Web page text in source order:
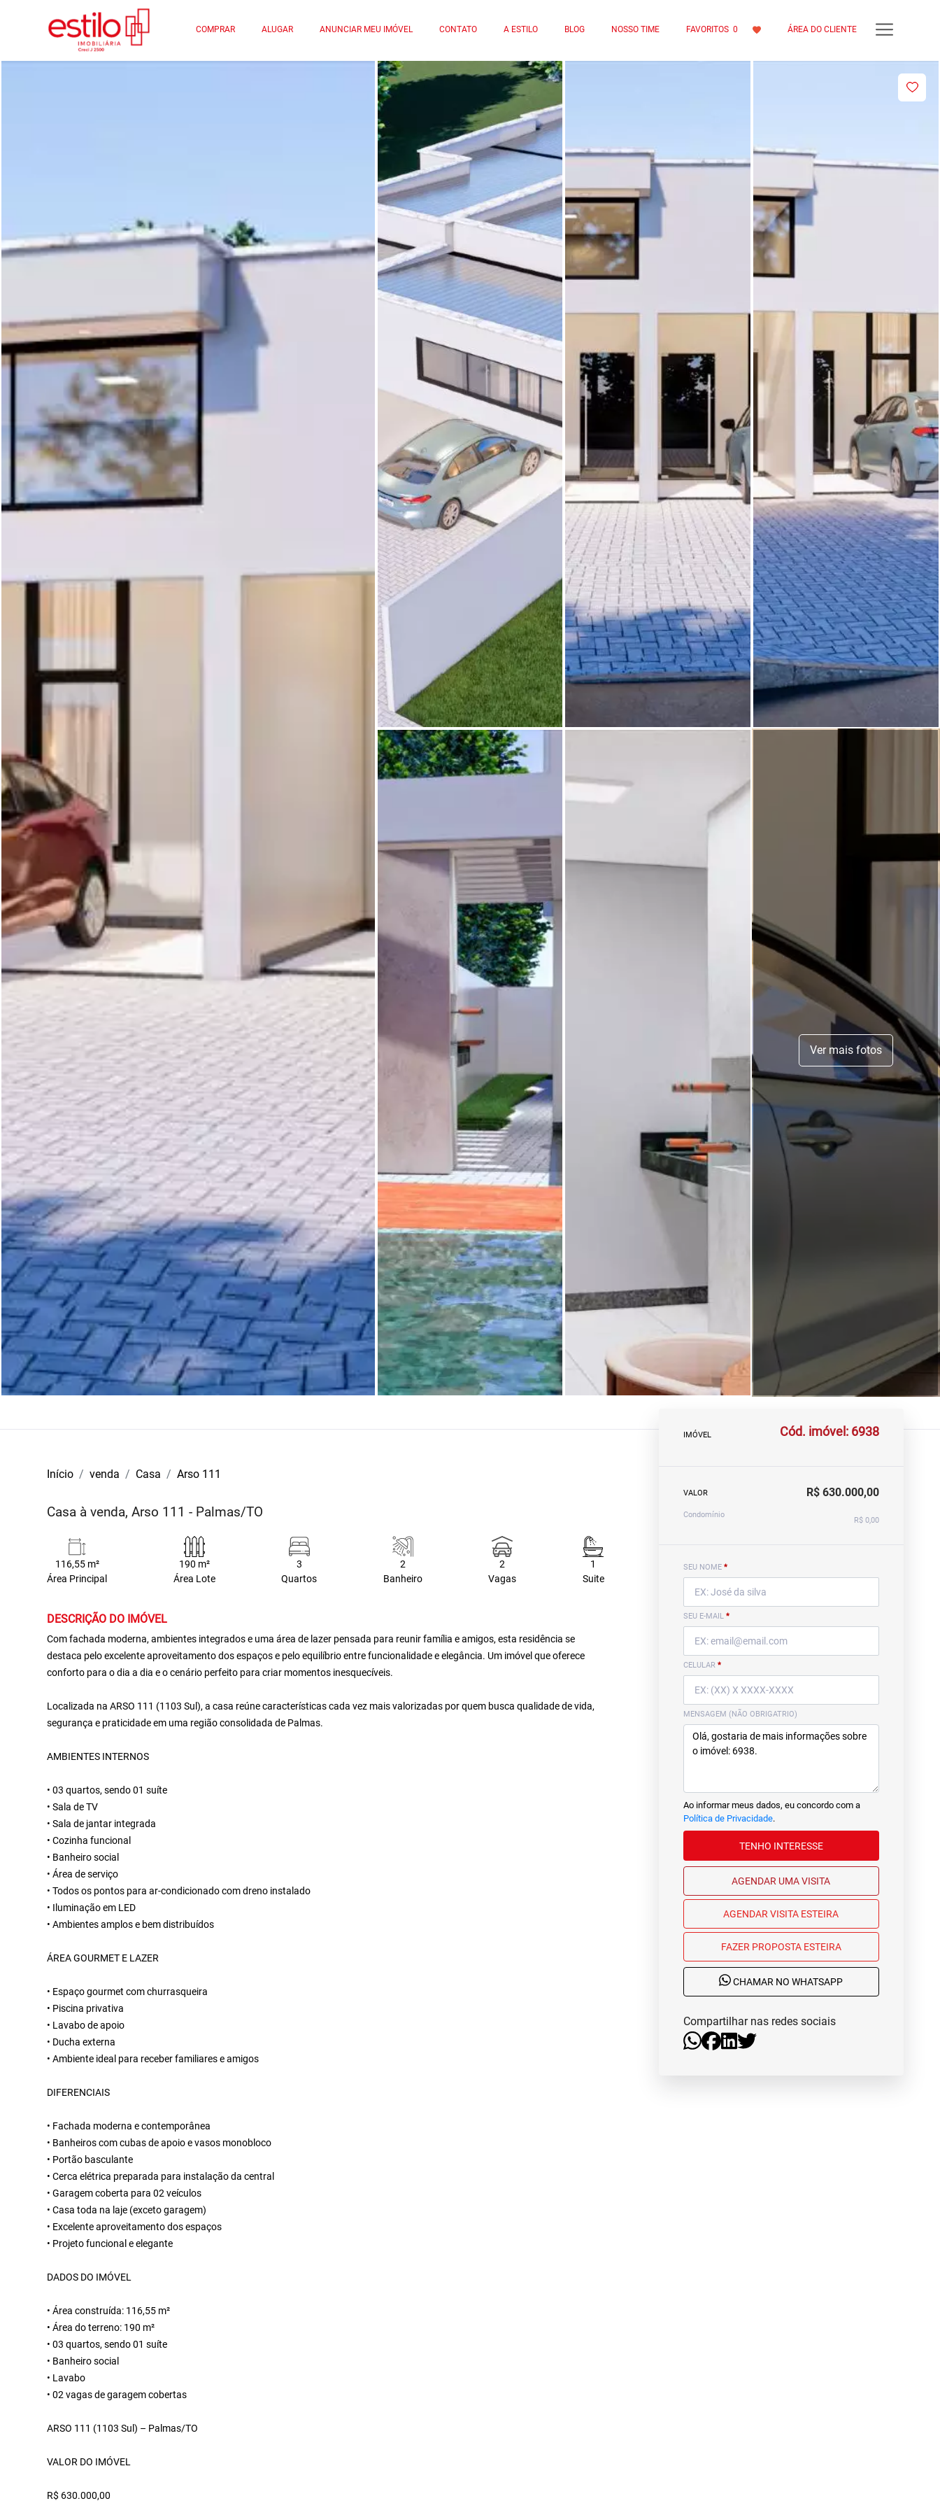
COMPRAR ALUGAR ANUNCIAR MEU IMÓVEL CONTATO A ESTILO BLOG NOSSO TIME FAVORITOS 0 ÁREA DO CLIENTE
Ver mais fotos
Início venda Casa Arso 111
Casa à venda, Arso 111 - Palmas/TO
116,55 m²
Área Principal
190 m²
Área Lote
3
Quartos
2
Banheiro
2
Vagas
1
Suite
DESCRIÇÃO DO IMÓVEL
Com fachada moderna, ambientes integrados e uma área de lazer pensada para reunir família e amigos, esta residência se
destaca pelo excelente aproveitamento dos espaços e pelo equilíbrio entre funcionalidade e elegância. Um imóvel que oferece
conforto para o dia a dia e o cenário perfeito para criar momentos inesquecíveis.
Localizada na ARSO 111 (1103 Sul), a casa reúne características cada vez mais valorizadas por quem busca qualidade de vida,
segurança e praticidade em uma região consolidada de Palmas.
AMBIENTES INTERNOS
• 03 quartos, sendo 01 suíte
• Sala de TV
• Sala de jantar integrada
• Cozinha funcional
• Banheiro social
• Área de serviço
• Todos os pontos para ar-condicionado com dreno instalado
• Iluminação em LED
• Ambientes amplos e bem distribuídos
ÁREA GOURMET E LAZER
• Espaço gourmet com churrasqueira
• Piscina privativa
• Lavabo de apoio
• Ducha externa
• Ambiente ideal para receber familiares e amigos
DIFERENCIAIS
• Fachada moderna e contemporânea
• Banheiros com cubas de apoio e vasos monobloco
• Portão basculante
• Cerca elétrica preparada para instalação da central
• Garagem coberta para 02 veículos
• Casa toda na laje (exceto garagem)
• Excelente aproveitamento dos espaços
• Projeto funcional e elegante
DADOS DO IMÓVEL
• Área construída: 116,55 m²
• Área do terreno: 190 m²
• 03 quartos, sendo 01 suíte
• Banheiro social
• Lavabo
• 02 vagas de garagem cobertas
ARSO 111 (1103 Sul) – Palmas/TO
VALOR DO IMÓVEL
R$ 630.000,00
IMÓVEL Cód. imóvel: 6938
VALOR R$ 630.000,00
Condomínio
R$ 0,00
SEU NOME *
SEU E-MAIL *
CELULAR *
MENSAGEM (NÃO OBRIGATRIO)
Ao informar meus dados, eu concordo com a
Política de Privacidade.
TENHO INTERESSE
AGENDAR UMA VISITA
AGENDAR VISITA ESTEIRA
FAZER PROPOSTA ESTEIRA
CHAMAR NO WHATSAPP
Compartilhar nas redes sociais